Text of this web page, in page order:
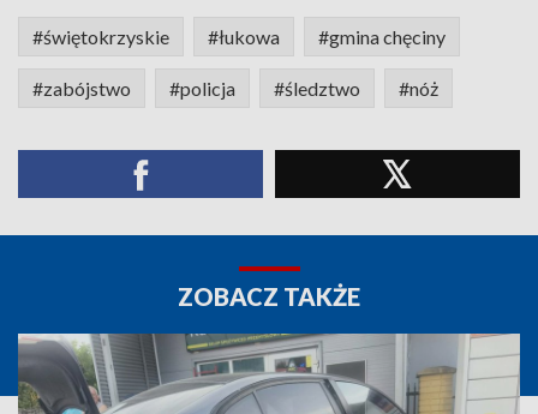
#świętokrzyskie #łukowa #gmina chęciny
#zabójstwo #policja #śledztwo #nóż
ZOBACZ TAKŻE